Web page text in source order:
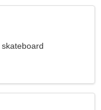
skateboard